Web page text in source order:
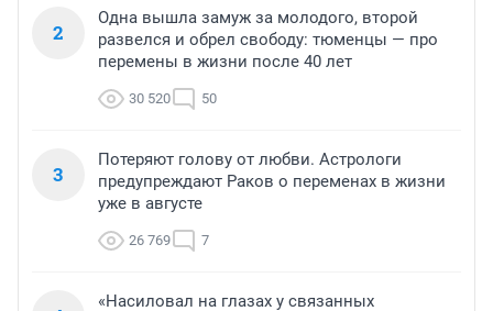
несколько часов в лесу возле огромного фестиваля.
обратную дорогу нашла чудом.
думаю, тут неуместны эти поучения свысока, а куда
важнее понять, что все мы разные. я бы рада была
2
Одна вышла замуж за молодого, второй
развелся и обрел свободу: тюменцы — про
перемены в жизни после 40 лет
30 520 50
3
Потеряют голову от любви. Астрологи
предупреждают Раков о переменах в жизни
уже в августе
26 769 7
«Насиловал на глазах у связанных